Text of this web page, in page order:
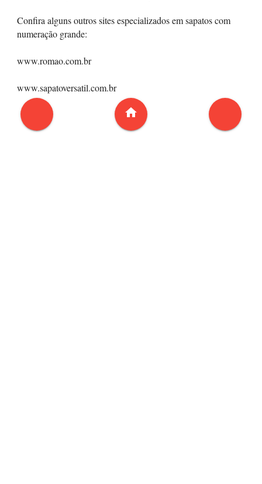
Confira alguns outros sites especializados em sapatos com
numeração grande:
www.romao.com.br
www.sapatoversatil.com.br